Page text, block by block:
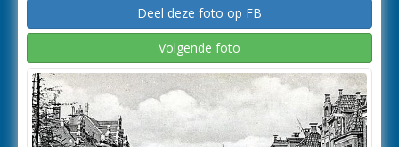
Deel deze foto op FB
Volgende foto